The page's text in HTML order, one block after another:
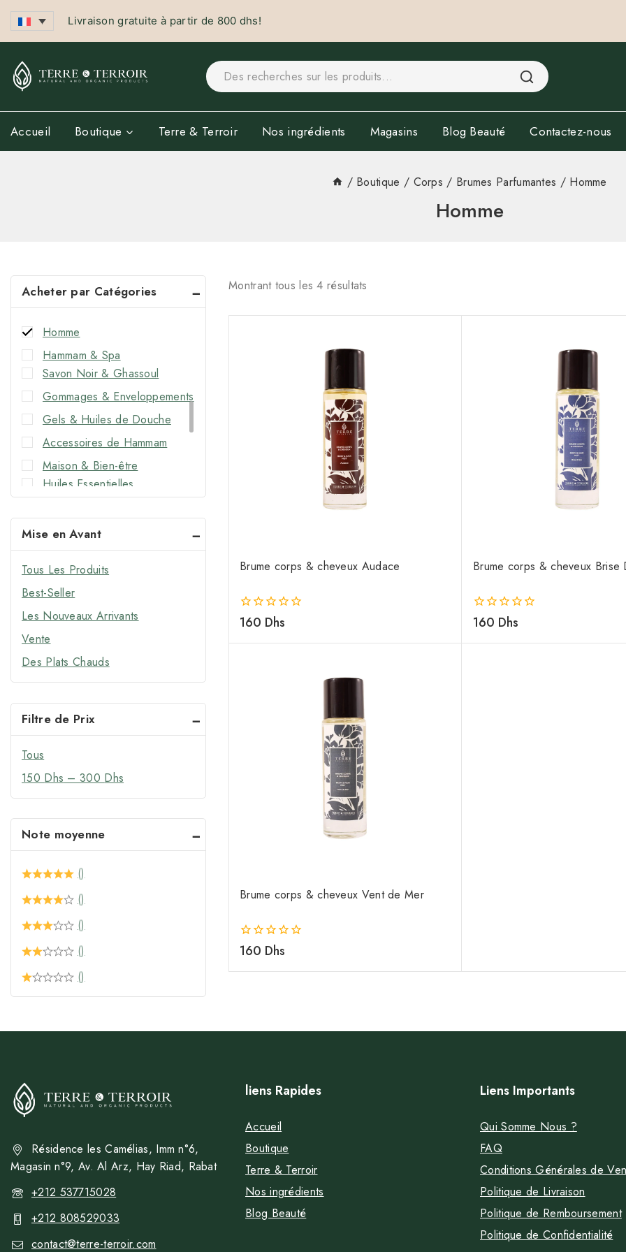
Livraison gratuite à partir de 800 dhs!
Accueil Boutique Terre & Terroir Nos ingrédients Magasins Blog Beauté Contactez-nous
/ Boutique / Corps / Brumes Parfumantes / Homme
Homme
Montrant tous les4 résultats
Brume corps & cheveux Audace
0
5
160 Dhs
Brume corps & cheveux Brise
0
5
160 Dhs
Brume corps & cheveux Vent de Mer
0
5
160 Dhs
Acheter par Catégories
Argenterie
Poterie
Accessoires
Shampoings Naturels
Soins capillaires
Brumes Parfumantes
Femme
Homme
Hammam & Spa
Savon Noir & Ghassoul
Gommages & Enveloppements
Gels & Huiles de Douche
Accessoires de Hammam
Maison & Bien-être
Huiles Essentielles
Parfums d’Ambiance
Parfums de Maison
Senteurs Traditionnelles
Visage
Huiles Pures
Crèmes Visage
Gommages
Masques
Eaux Florales
Baumes à Lèvres
Mise en Avant
Tous Les Produits
Best-Seller
Les Nouveaux Arrivants
Vente
Des Plats Chauds
Filtre de Prix
Tous
150 Dhs –300 Dhs
Note moyenne
()
()
()
()
()
Résidence les Camélias, Imm n°6,
Magasin n°9, Av. Al Arz, Hay Riad, Rabat
+212 537715028
+212 808529033
contact@terre-terroir.com
liens Rapides
Accueil
Boutique
Terre & Terroir
Nos ingrédients
Blog Beauté
Liens Importants
Qui Somme Nous ?
FAQ
Conditions Générales de
Politique de Livraison
Politique de Remboursement
Politique de Confidentialité